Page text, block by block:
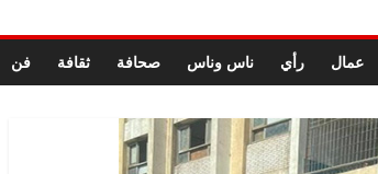
ويؤكد:
عمال رأي ناس وناس صحافة ثقافة فن